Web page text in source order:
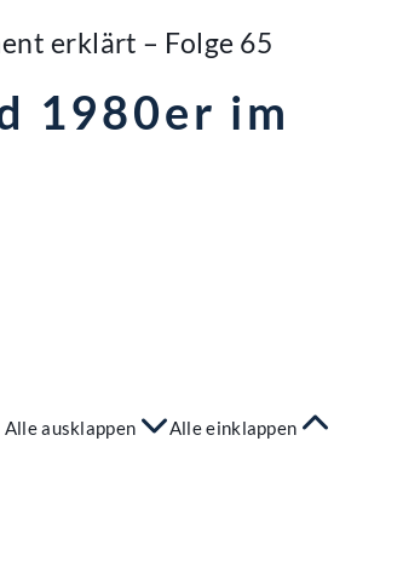
erklärt – Folge 65
1980er im
Alle ausklappen Alle einklappen